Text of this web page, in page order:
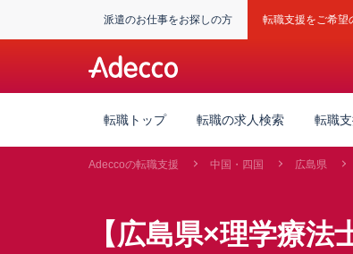
派遣のお仕事をお探しの方 転職支援をご希望
転職トップ 転職の求人検索 転職
Adeccoの転職支援 中国・四国 広島県
【広島県×理学療